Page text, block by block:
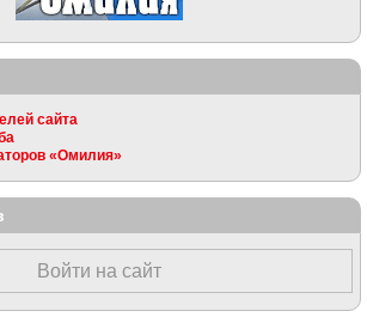
сайта
«Омилия»
Войти на сайт